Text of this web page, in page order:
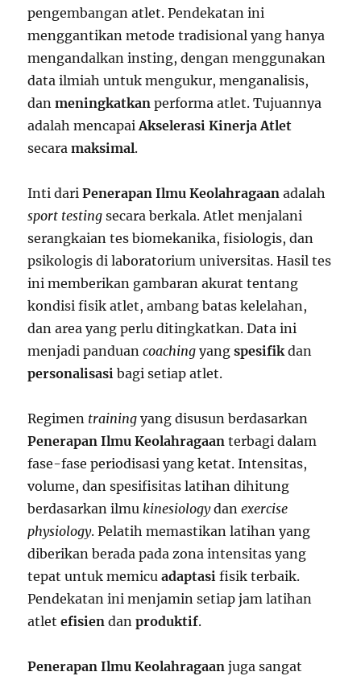
pengembangan atlet. Pendekatan ini
menggantikan metode tradisional yang hanya
mengandalkan insting, dengan menggunakan
data ilmiah untuk mengukur, menganalisis,
danmeningkatkan performa atlet. Tujuannya
adalah mencapaiAkselerasi Kinerja Atlet
secaramaksimal.
Inti dariPenerapan Ilmu Keolahragaan adalah
sport testing secara berkala. Atlet menjalani
serangkaian tes biomekanika, fisiologis, dan
psikologis di laboratorium universitas. Hasil tes
ini memberikan gambaran akurat tentang
kondisi fisik atlet, ambang batas kelelahan,
dan area yang perlu ditingkatkan. Data ini
menjadi panduancoaching yangspesifikdan
personalisasi bagi setiap atlet.
Regimen training yang disusun berdasarkan
Penerapan Ilmu Keolahragaan terbagi dalam
fase-fase periodisasi yang ketat. Intensitas,
volume, dan spesifisitas latihan dihitung
berdasarkan ilmukinesiologydanexercise
physiology. Pelatih memastikan latihan yang
diberikan berada pada zona intensitas yang
tepat untuk memicuadaptasi fisik terbaik.
Pendekatan ini menjamin setiap jam latihan
atletefisien danproduktif.
Penerapan Ilmu Keolahragaan juga sangat